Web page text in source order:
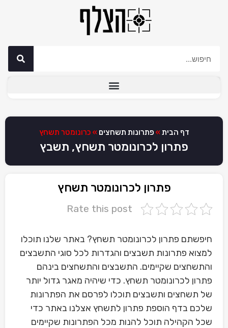
דף הבית » פתרונות תשחצים » כרונומטר תשחץ
פתרון לכרונומטר תשחץ, תשבץ
פתרון לכרונומטר תשחץ
Rate this post
חיפשתם פתרון לכרונומטר תשחץ? באתר שלנו תוכלו
למצוא פתרונות תשבצים והגדרות לכל סוגי התשבצים
והתשחצים שקיימים. התשבצים והתשחצים בינהם
פתרון לכרונומטר תשחץ. כדי שיהיה מאגר גדול יותר
של תשחצים ותשבצים תוכלו לפרסם את הפתרונות
שלכם בדף הוספת פתרון לתשחץ אצלנו באתר כדי
שכל הקהילה תוכל להנות מכל הפתרונות שקיימים